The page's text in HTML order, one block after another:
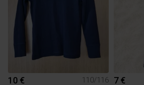
10 €
110/116
7 €